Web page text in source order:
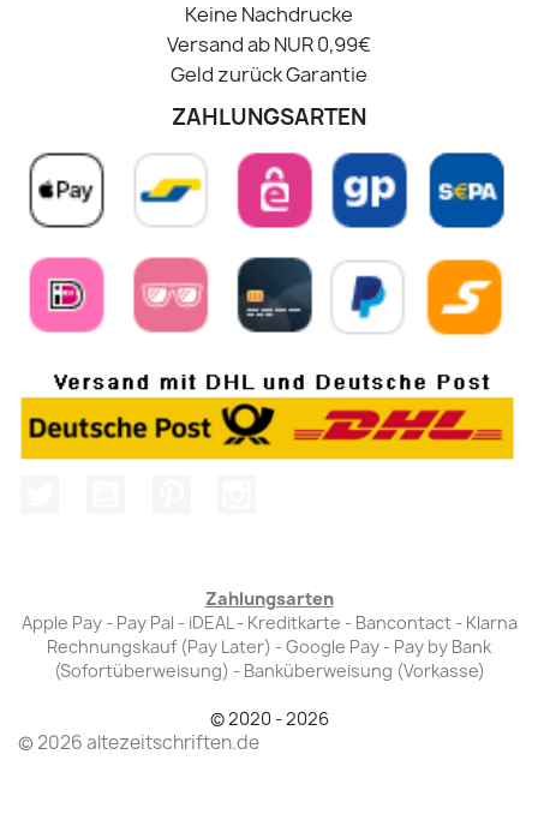
Keine Nachdrucke
Versand ab NUR 0,99€
Geld zurück Garantie
ZAHLUNGSARTEN
Zahlungsarten
Apple Pay - Pay Pal - iDEAL - Kreditkarte - Bancontact - Klarna
Rechnungskauf (Pay Later) - Google Pay - Pay by Bank
(Sofortüberweisung) - Banküberweisung (Vorkasse)
© 2020 - 2026
© 2026 altezeitschriften.de